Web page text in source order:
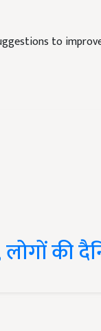
to
लोगों की